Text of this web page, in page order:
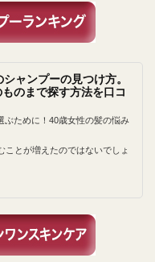
ャンプーの見つけ方。
のまで探す方法を口コ
ぶために！40歳女性の髪の悩み
ことが増えたのではないでしょ